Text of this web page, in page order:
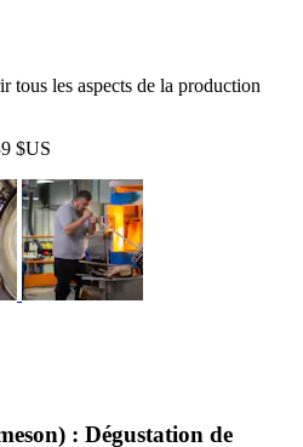
tous les aspects de la production
$US
: Dégustation de